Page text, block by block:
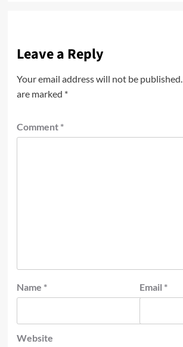
Leave a Reply
Your email address will not be published.
are marked *
Comment *
Name * Email *
Website